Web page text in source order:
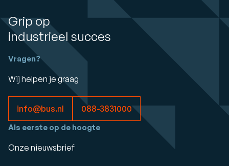
Grip op
industrieel succes
Vragen?
Wij helpen je graag
info@bus.nl 088-3831000
Als eerste op de hoogte
Onze nieuwsbrief